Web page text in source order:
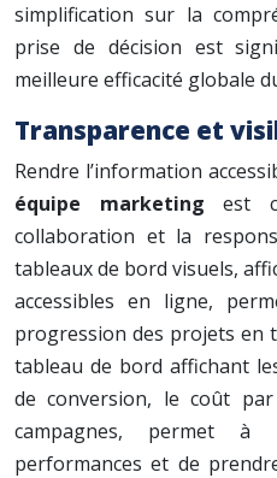
simplification sur la
prise de décision est
meilleure efficacité globale
Transparence et
Rendre l’information
équipe marketing est
collaboration et la
tableaux de bord visuels,
accessibles en ligne,
progression des projets en
tableau de bord affichant
de conversion, le coût
campagnes, permet à
performances et de